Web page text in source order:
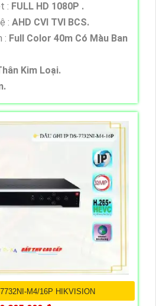
: FULL HD 1080P .
: AHD CVI TVI BCS.
: Full Color 40m Có Màu Ban
Kim Loại.
M4/16P HIKVISION